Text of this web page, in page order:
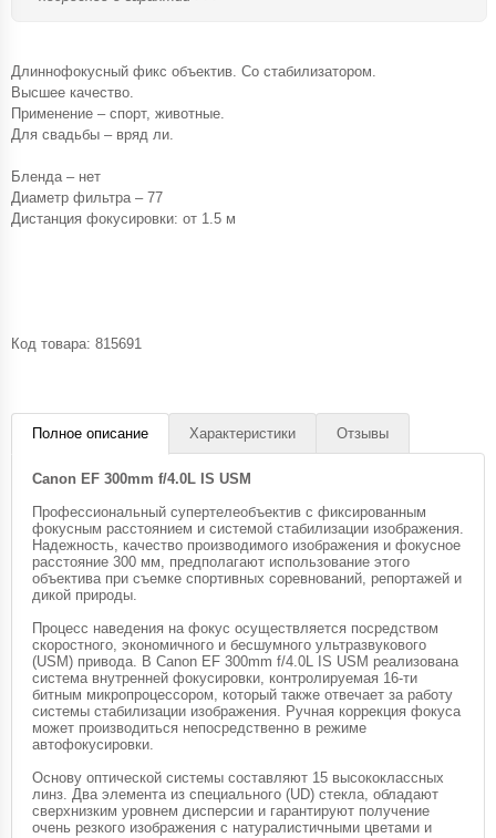
Длиннофокусный фикс объектив. Со стабилизатором.
Высшее качество.
Применение – спорт, животные.
Для свадьбы – вряд ли.
Бленда – нет
Диаметр фильтра – 77
Дистанция фокусировки: от 1.5 м
Код товара: 815691
Полное описание Характеристики Отзывы
Canon EF 300mm f/4.0L IS USM
Профессиональный супертелеобъектив с фиксированным
фокусным расстоянием и системой стабилизации изображения.
Надежность, качество производимого изображения и фокусное
расстояние 300 мм, предполагают использование этого
объектива при съемке спортивных соревнований, репортажей и
дикой природы.
Процесс наведения на фокус осуществляется посредством
скоростного, экономичного и бесшумного ультразвукового
(USM) привода. В Canon EF 300mm f/4.0L IS USM реализована
система внутренней фокусировки, контролируемая 16-ти
битным микропроцессором, который также отвечает за работу
системы стабилизации изображения. Ручная коррекция фокуса
может производиться непосредственно в режиме
автофокусировки.
Основу оптической системы составляют 15 высококлассных
линз. Два элемента из специального (UD) стекла, обладают
сверхнизким уровнем дисперсии и гарантируют получение
очень резкого изображения с натуралистичными цветами и